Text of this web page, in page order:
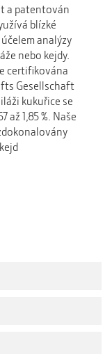
a patentován
blízké
analýzy
nebo kejdy.
certifikována
Gesellschaft
kukuřice se
1,85 %. Naše